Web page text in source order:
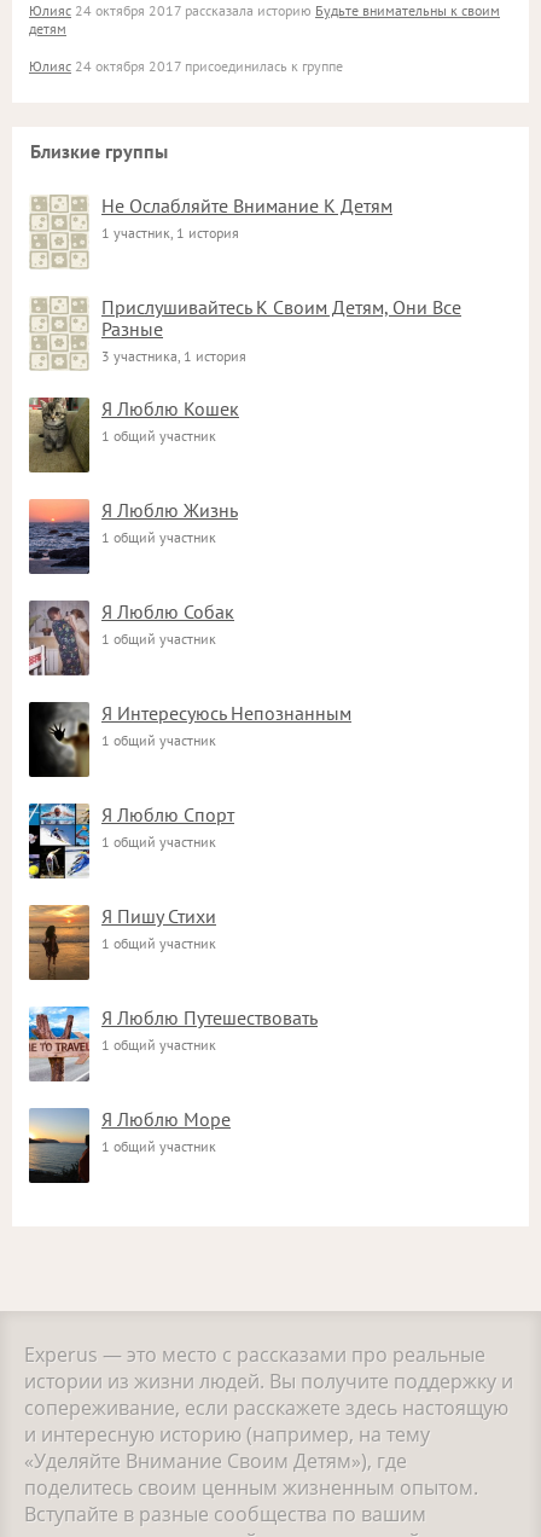
Юлияс 24 октября 2017 рассказала историю Будьте внимательны к своим
детям
Юлияс 24 октября 2017 присоединилась к группе
Близкие группы
Не Ослабляйте Внимание К Детям
1 участник, 1 история
Прислушивайтесь К Своим Детям, Они Все
Разные
3 участника, 1 история
Я Люблю Кошек
1 общий участник
Я Люблю Жизнь
1 общий участник
Я Люблю Собак
1 общий участник
Я Интересуюсь Непознанным
1 общий участник
Я Люблю Спорт
1 общий участник
Я Пишу Стихи
1 общий участник
Я Люблю Путешествовать
1 общий участник
Я Люблю Море
1 общий участник
Experus — это место с рассказами про реальные
истории из жизни людей. Вы получите поддержку и
сопереживание, если расскажете здесь настоящую
и интересную историю (например, на тему
«Уделяйте Внимание Своим Детям»), где
поделитесь своим ценным жизненным опытом.
Вступайте в разные сообщества по вашим